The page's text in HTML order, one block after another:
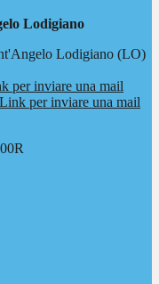
Lodigiano
Lodigiano (LO)
per inviare una mail
Link per inviare una mail